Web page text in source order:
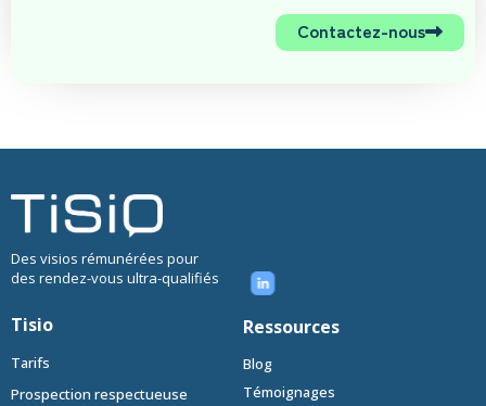
Contactez-nous
Des visios rémunérées pour
des rendez-vous ultra-qualifiés
Tisio
Tarifs
Prospection respectueuse
Ressources
Blog
Témoignages